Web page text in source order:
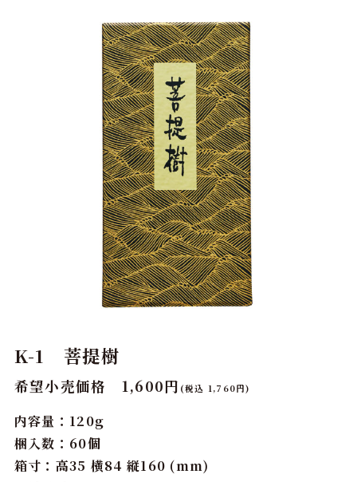
K-1 菩提樹
希望小売価格 1,600円 (税込 1,760円)
内容量：120g
梱入数：60個
箱寸：高35 横84 縦160 (mm)